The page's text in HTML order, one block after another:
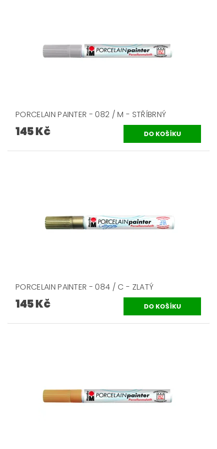
PORCELAIN PAINTER - 082 / M - STŘÍBRNÝ
145 Kč
PORCELAIN PAINTER - 084 / C - ZLATÝ
145 Kč